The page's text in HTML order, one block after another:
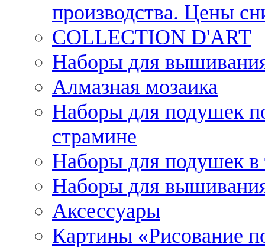
производства. Цены
COLLECTION D'ART
Наборы для
Алмазная мозаика
Наборы для подушек
страмине
Наборы для подушек в
Наборы для
Аксессуары
Картины «Рисование